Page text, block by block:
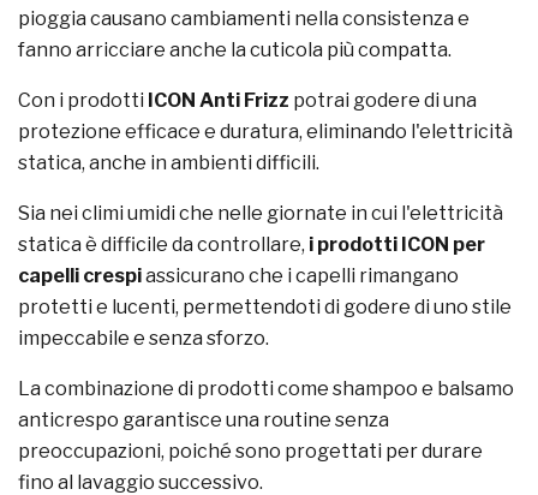
pioggia causano cambiamenti nella consistenza e
fanno arricciare anche la cuticola più compatta.
Con i prodotti ICON Anti Frizz potrai godere di una
protezione efficace e duratura, eliminando l'elettricità
statica, anche in ambienti difficili.
Sia nei climi umidi che nelle giornate in cui l'elettricità
statica è difficile da controllare, i prodotti ICON per
capelli crespiassicurano che i capelli rimangano
protetti e lucenti, permettendoti di godere di uno stile
impeccabile e senza sforzo.
La combinazione di prodotti come shampoo e balsamo
anticrespo garantisce una routine senza
preoccupazioni, poiché sono progettati per durare
fino al lavaggio successivo.